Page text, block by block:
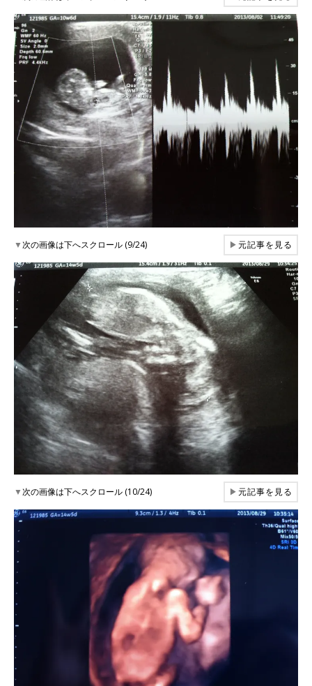
▼次の画像は下へスクロール (9/24) ▶元記事を見る
▼次の画像は下へスクロール (10/24) ▶元記事を見る